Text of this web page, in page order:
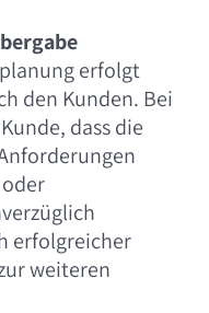
erfolgt
den Kunden. Bei
dass die
erfolgreicher
weiteren